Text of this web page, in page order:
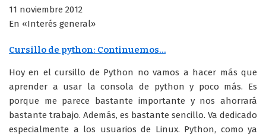
11 noviembre 2012
En «Interés general»
Cursillo de python: Continuemos…
Hoy en el cursillo de Python no vamos a hacer más que
aprender a usar la consola de python y poco más. Es
porque me parece bastante importante y nos ahorrará
bastante trabajo. Además, es bastante sencillo. Va dedicado
especialmente a los usuarios de Linux. Python, como ya